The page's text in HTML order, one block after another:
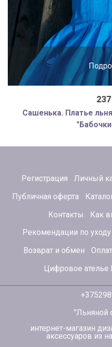
Сашенька. Платье
Регистрация Личный
Публичная оферта
Контакты
Как
Рекомендации по уходу
Возврат и обмен
Цифровое ателье
"Льняной
интернет-магазин
аксессуаров из